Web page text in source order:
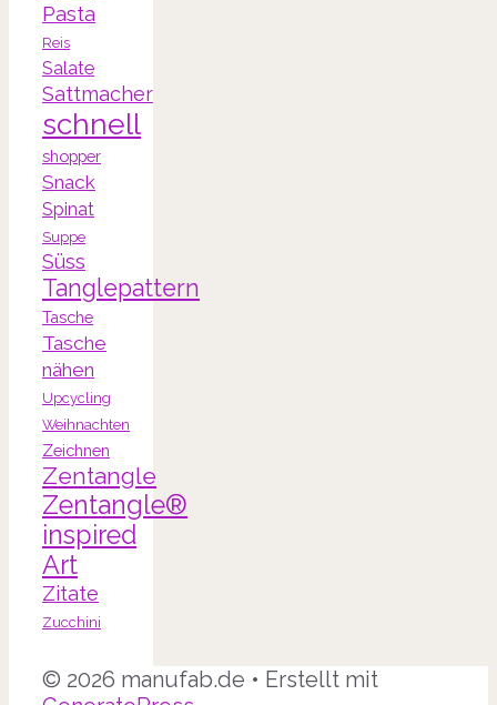
Pasta
Reis
Salate
Sattmacher
schnell
shopper
Snack
Spinat
Suppe
Süss
Tanglepattern
Tasche
Tasche
nähen
Upcycling
Weihnachten
Zeichnen
Zentangle
Zentangle®
inspired
Art
Zitate
Zucchini
© 2026 manufab.de • Erstellt mit